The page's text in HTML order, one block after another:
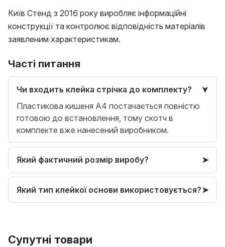
Київ Стенд з 2016 року виробляє інформаційні
конструкції та контролює відповідність матеріалів
заявленим характеристикам.
Часті питання
Чи входить клейка стрічка до комплекту?
Пластикова кишеня A4 постачається повністю
готовою до встановлення, тому скотч в
комплекте вже нанесений виробником.
Який фактичний розмір виробу?
Який тип клейкої основи використовується?
Супутні товари